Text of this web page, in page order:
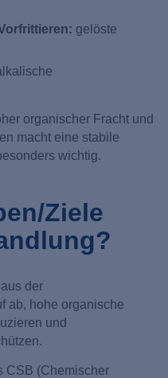
gelöste
organischer Fracht und
macht eine stabile
wichtig.
Ziele
der
ab, hohe organische
und
CSB (Chemischer